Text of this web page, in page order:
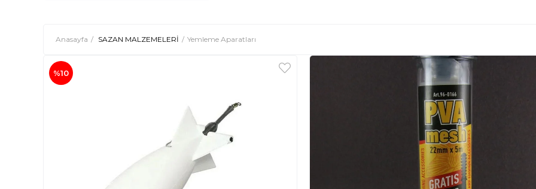
Anasayfa SAZAN MALZEMELERİ Yemleme Aparatları
%10